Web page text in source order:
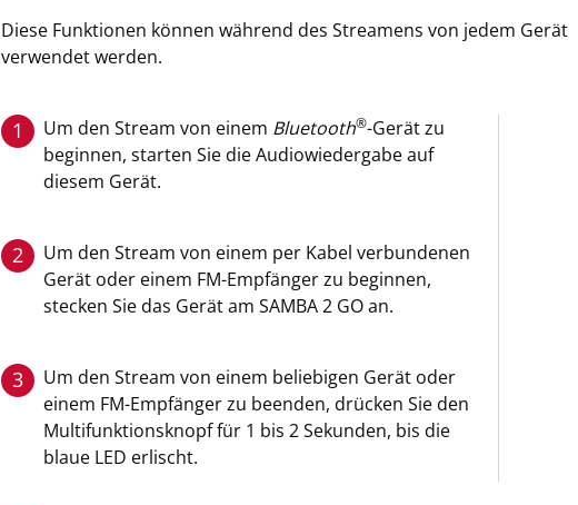
Diese Funktionen können während des Streamens von jedem Gerät
verwendet werden.
1 Um den Stream von einem Bluetooth®-Gerät zu
beginnen, starten Sie die Audiowiedergabe auf
diesem Gerät.
2
Um den Stream von einem per Kabel verbundenen
Gerät oder einem FM-Empfänger zu beginnen,
stecken Sie das Gerät am SAMBA 2 GO an.
3
Um den Stream von einem beliebigen Gerät oder
einem FM-Empfänger zu beenden, drücken Sie den
Multifunktionsknopf für 1 bis 2 Sekunden, bis die
blaue LED erlischt.